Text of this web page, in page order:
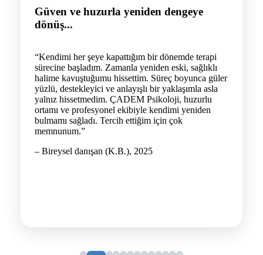
Güven ve huzurla yeniden dengeye
dönüş...
“Kendimi her şeye kapattığım bir dönemde terapi
sürecine başladım. Zamanla yeniden eski, sağlıklı
halime kavuştuğumu hissettim. Süreç boyunca güler
yüzlü, destekleyici ve anlayışlı bir yaklaşımla asla
yalnız hissetmedim. ÇADEM Psikoloji, huzurlu
ortamı ve profesyonel ekibiyle kendimi yeniden
bulmamı sağladı. Tercih ettiğim için çok
memnunum.”
– Bireysel danışan (K.B.), 2025